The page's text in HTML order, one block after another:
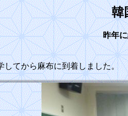
韓
昨年
してから麻布に到着しました。